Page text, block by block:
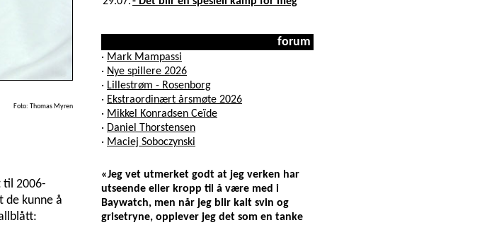
Foto: Thomas Myren
til 2006-
de kunne å
forum
«Jeg vet utmerket godt at jeg verken har
utseende eller kropp til å være med i
Baywatch, men når jeg blir kalt svin og
grisetryne, opplever jeg det som en tanke